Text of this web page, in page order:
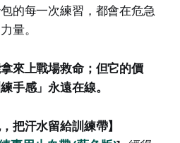
的每一次練習，都會在危急
量。
來上戰場救命；但它的價
手感」永遠在線。
把汗水留給訓練帶】